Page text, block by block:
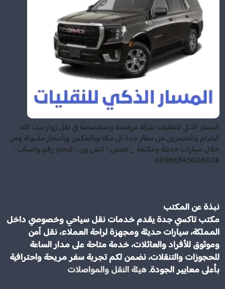
المسار الذكي للنقليات شركة مرخصة ومتخصصة في نقل زوار بيت الله
الحرام والعتمرين من مطار جدة الى مكة وبالعكس وبأسعار مقبولة ومن
خلال سيارات حديثة ومكيفة _ جمس - اتش ون - للحجز رقم واتساب :
00966545006028
نبذة عن المكتب
مكتب تاكسي جدة يقدم خدمات نقل سياحي وخصوصي داخل
المملكة، سيارات حديثة ومجهزة لراحة العملاء، نقل آمن
وموثوق للأفراد والعائلات، خدمة متاحة على مدار الساعة
للحجوزات والتنقلات، نضمن لكم تجربة سفر مريحة واحترافية
بأعلى معايير الجودة.هيئة النقل والمواصلات